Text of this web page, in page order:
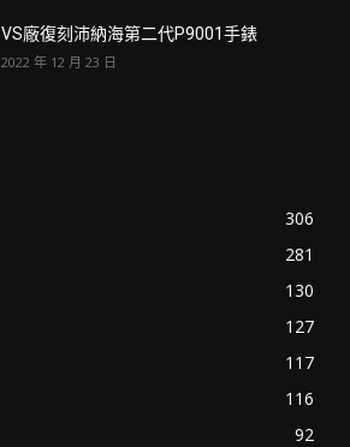
VS廠復刻沛納海第二代P9001手錶
2022 年 12 月 23 日
306
281
130
127
117
116
92